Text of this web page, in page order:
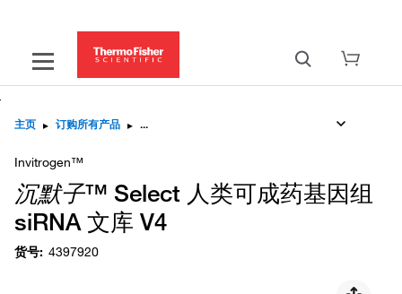
主页 ▸ 订购所有产品 ▸
Invitrogen™
沉默子™ Select 人类可成药基因组
siRNA 文库 V4
货号: 4397920